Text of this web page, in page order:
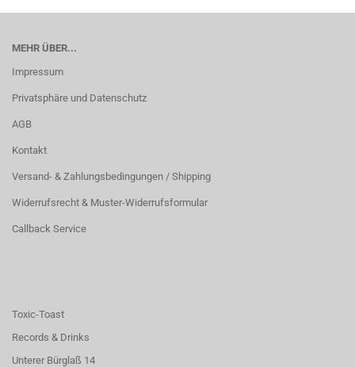
MEHR ÜBER...
Impressum
Privatsphäre und Datenschutz
AGB
Kontakt
Versand- & Zahlungsbedingungen / Shipping
Widerrufsrecht & Muster-Widerrufsformular
Callback Service
Toxic-Toast
Records & Drinks
Unterer Bürglaß 14